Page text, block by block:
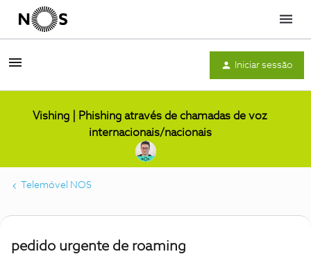
Menu
Iniciar sessão
Vishing | Phishing através de chamadas de voz
internacionais/nacionais
Telemóvel NOS
pedido urgente de roaming